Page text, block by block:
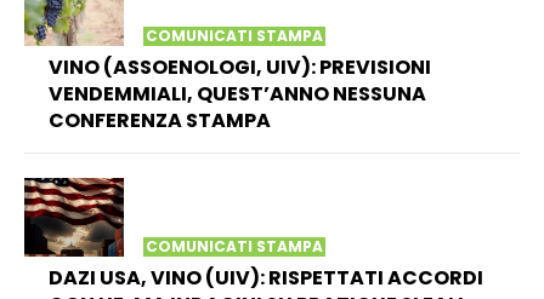
COMUNICATI STAMPA
VINO (ASSOENOLOGI, UIV): PREVISIONI
VENDEMMIALI, QUEST’ANNO NESSUNA
CONFERENZA STAMPA
COMUNICATI STAMPA
DAZI USA, VINO (UIV): RISPETTATI ACCORDI